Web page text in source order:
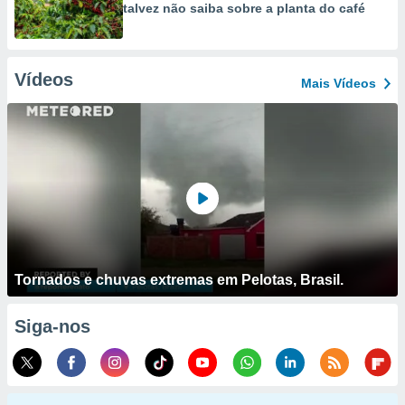
talvez não saiba sobre a planta do café
Vídeos Mais Vídeos
Tornados e chuvas extremas em Pelotas, Brasil.
Siga-nos